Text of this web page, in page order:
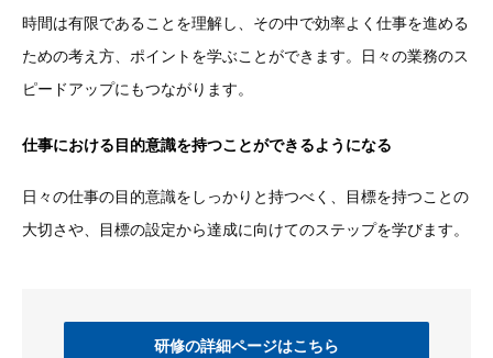
時間は有限であることを理解し、その中で効率よく仕事を進める
ための考え方、ポイントを学ぶことができます。日々の業務のス
ピードアップにもつながります。
仕事における目的意識を持つことができるようになる
日々の仕事の目的意識をしっかりと持つべく、目標を持つことの
大切さや、目標の設定から達成に向けてのステップを学びます。
研修の詳細ページはこちら